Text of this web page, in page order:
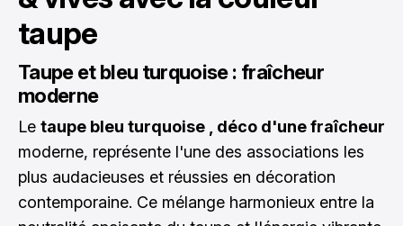
taupe
Taupe et bleu turquoise : fraîcheur
moderne
Le taupe bleu turquoise , déco d'une fraîcheur
moderne, représente l'une des associations les
plus audacieuses et réussies en décoration
contemporaine. Ce mélange harmonieux entre la